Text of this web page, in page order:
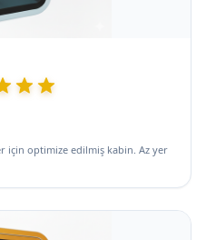
için optimize edilmiş kabin. Az yer